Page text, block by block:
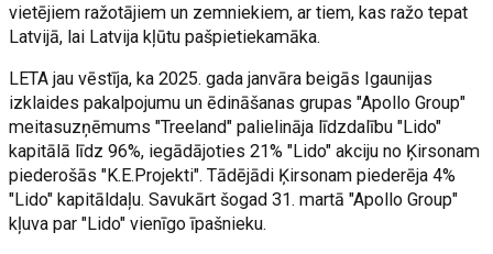
vietējiem ražotājiem un zemniekiem, ar tiem, kas ražo tepat
Latvijā, lai Latvija kļūtu pašpietiekamāka.
LETA jau vēstīja, ka 2025. gada janvāra beigās Igaunijas
izklaides pakalpojumu un ēdināšanas grupas "Apollo Group"
meitasuzņēmums "Treeland" palielināja līdzdalību "Lido"
kapitālā līdz 96%, iegādājoties 21% "Lido" akciju no Ķirsonam
piederošās "K.E.Projekti". Tādējādi Ķirsonam piederēja 4%
"Lido" kapitāldaļu. Savukārt šogad 31. martā "Apollo Group"
kļuva par "Lido" vienīgo īpašnieku.